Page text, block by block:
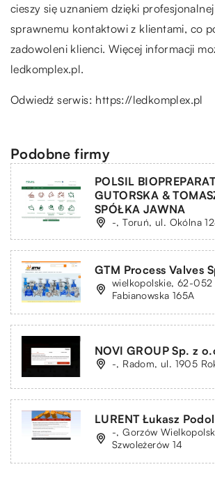
cieszy się uznaniem dzięki
sprawnemu kontaktowi z klientami, co
zadowoleni klienci. Więcej informacji
ledkomplex.pl.
Odwiedź serwis: https://ledkomplex.pl
Podobne firmy
POLSIL
GUTORSKA &
SPÓŁKA JAWNA
-, Toruń, ul. Okólna
GTM Process Valves
wielkopolskie, 62-
Fabianowska 165A
NOVI GROUP Sp. z
-, Radom, ul. 1905
LURENT Łukasz
-, Gorzów
Szwoleżerów 14